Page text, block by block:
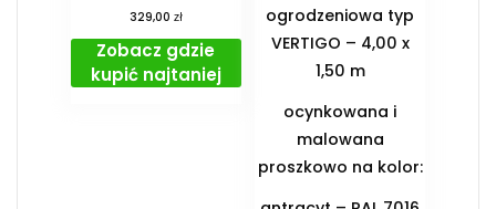
329,00 zł
Zobacz gdzie
kupić najtaniej
ogrodzeniowa typ
VERTIGO – 4,00 x
1,50 m
ocynkowana i
malowana
proszkowo na kolor: